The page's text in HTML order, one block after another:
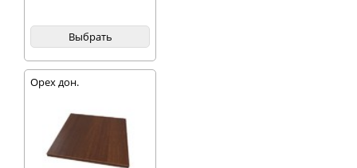
Выбрать
Орех дон.